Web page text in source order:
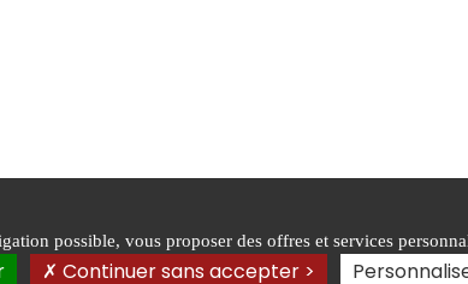
générales de
Mentions
légales
possible, vous proposer des offres et services
Continuer sans accepter >